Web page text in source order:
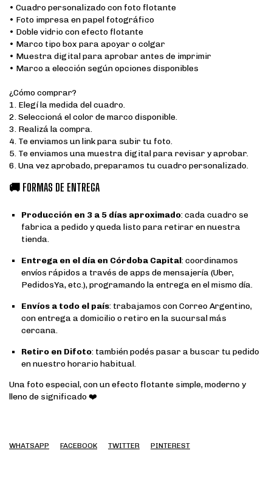
• Cuadro personalizado con foto flotante
• Foto impresa en papel fotográfico
• Doble vidrio con efecto flotante
• Marco tipo box para apoyar o colgar
• Muestra digital para aprobar antes de imprimir
• Marco a elección según opciones disponibles
¿Cómo comprar?
1. Elegí la medida del cuadro.
2. Seleccioná el color de marco disponible.
3. Realizá la compra.
4. Te enviamos un link para subir tu foto.
5. Te enviamos una muestra digital para revisar y aprobar.
6. Una vez aprobado, preparamos tu cuadro personalizado.
🚚 FORMAS DE ENTREGA
Producción en 3 a 5 días aproximado: cada cuadro se
fabrica a pedido y queda listo para retirar en nuestra
tienda.
Entrega en el día en Córdoba Capital: coordinamos
envíos rápidos a través de apps de mensajería (Uber,
PedidosYa, etc.), programando la entrega en el mismo día.
Envíos a todo el país: trabajamos con Correo Argentino,
con entrega a domicilio o retiro en la sucursal más
cercana.
Retiro en Difoto: también podés pasar a buscar tu pedido
en nuestro horario habitual.
Una foto especial, con un efecto flotante simple, moderno y
lleno de significado ❤️
WHATSAPP FACEBOOK TWITTER PINTEREST